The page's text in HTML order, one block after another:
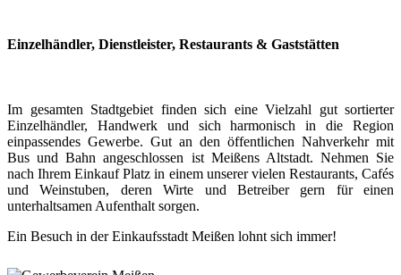
Einzelhändler, Dienstleister, Restaurants & Gaststätten
Im gesamten Stadtgebiet finden sich eine Vielzahl gut sortierter
Einzelhändler, Handwerk und sich harmonisch in die Region
einpassendes Gewerbe. Gut an den öffentlichen Nahverkehr mit
Bus und Bahn angeschlossen ist Meißens Altstadt. Nehmen Sie
nach Ihrem Einkauf Platz in einem unserer vielen Restaurants, Cafés
und Weinstuben, deren Wirte und Betreiber gern für einen
unterhaltsamen Aufenthalt sorgen.
Ein Besuch in der Einkaufsstadt Meißen lohnt sich immer!